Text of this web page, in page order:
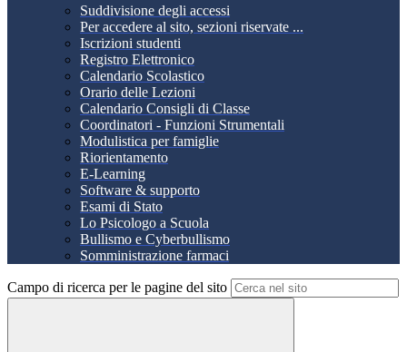
Suddivisione degli accessi
Per accedere al sito, sezioni riservate ...
Iscrizioni studenti
Registro Elettronico
Calendario Scolastico
Orario delle Lezioni
Calendario Consigli di Classe
Coordinatori - Funzioni Strumentali
Modulistica per famiglie
Riorientamento
E-Learning
Software & supporto
Esami di Stato
Lo Psicologo a Scuola
Bullismo e Cyberbullismo
Somministrazione farmaci
Campo di ricerca per le pagine del sito